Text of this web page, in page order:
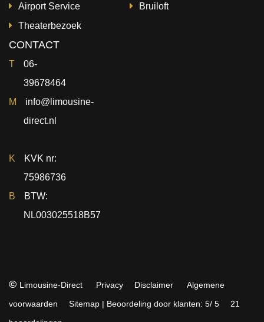
Airport Service
Bruiloft
Theaterbezoek
CONTACT
T
06-
39678464
M
info@limousine-
direct.nl
K
KVK nr:
75986736
B
BTW:
NL003025518B57
© Limousine-Direct Privacy Disclaimer
Algemene
voorwaarden
Sitemap | Beoordeling door klanten: 5/ 5
21